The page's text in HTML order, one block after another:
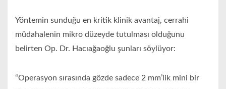
Yöntemin sunduğu en kritik klinik avantaj, cerrahi
müdahalenin mikro düzeyde tutulması olduğunu
belirten Op. Dr. Hacıağaoğlu şunları söylüyor:
“Operasyon sırasında gözde sadece 2 mm’lik mini bir